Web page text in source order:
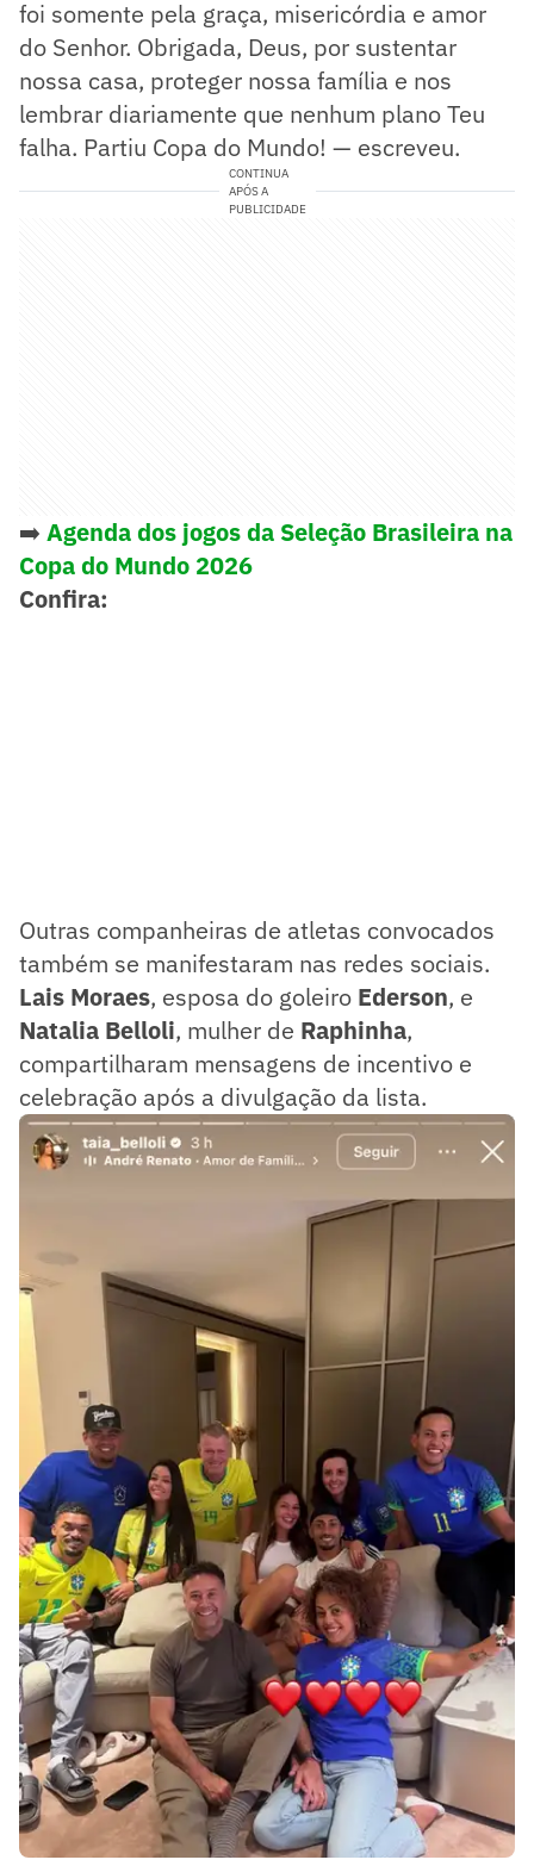
foi somente pela graça, misericórdia e amor
do Senhor. Obrigada, Deus, por sustentar
nossa casa, proteger nossa família e nos
lembrar diariamente que nenhum plano Teu
falha. Partiu Copa do Mundo! — escreveu.
CONTINUA
APÓS A
PUBLICIDADE
➡️ Agenda dos jogos da Seleção Brasileira na
Copa do Mundo 2026
Confira:
Outras companheiras de atletas convocados
também se manifestaram nas redes sociais.
Lais Moraes, esposa do goleiro Ederson, e
Natalia Belloli, mulher de Raphinha,
compartilharam mensagens de incentivo e
celebração após a divulgação da lista.